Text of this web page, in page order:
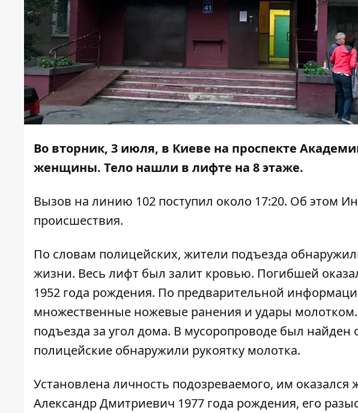
Во вторник, 3 июля, в Киеве на проспекте
женщины. Тело нашли в лифте на 8 этаже.
Вызов на линию 102 поступил около 17:20. Об этом
происшествия.
По словам полицейских, жители подъезда
жизни. Весь лифт был залит кровью. Погибшей
1952 года рождения. По предварительной
множественные ножевые ранения и удары
подъезда за угол дома. В мусоропроводе был
полицейские обнаружили рукоятку молотка.
Установлена личность подозреваемого, им оказался
Александр Дмитриевич 1977 года рождения, его